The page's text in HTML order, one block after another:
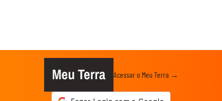
Meu Terra Acessar o Meu Terra →